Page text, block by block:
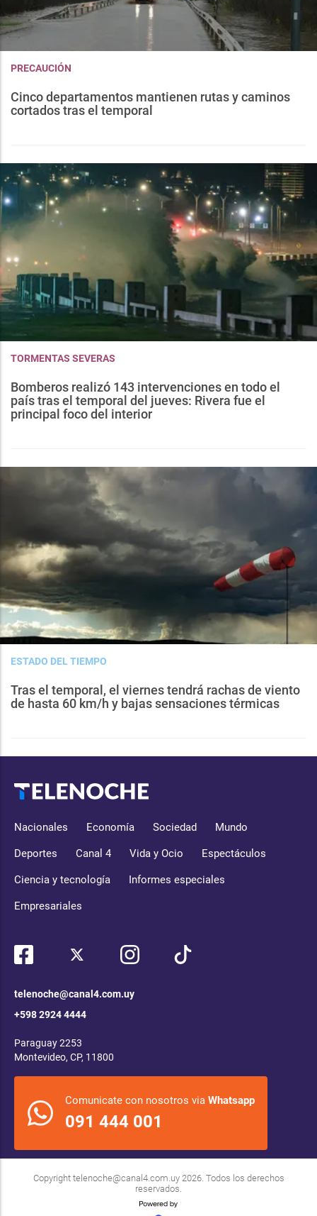
PRECAUCIÓN
Cinco departamentos mantienen rutas y caminos
cortados tras el temporal
TORMENTAS SEVERAS
Bomberos realizó 143 intervenciones en todo el
país tras el temporal del jueves: Rivera fue el
principal foco del interior
ESTADO DEL TIEMPO
Tras el temporal, el viernes tendrá rachas de viento
de hasta 60 km/h y bajas sensaciones térmicas
Nacionales Economía Sociedad Mundo
Deportes Canal 4 Vida y Ocio Espectáculos
Ciencia y tecnología Informes especiales
Empresariales
telenoche@canal4.com.uy
+598 2924 4444
Paraguay 2253
Montevideo, CP, 11800
Comunicate con nosotros via Whatsapp
091 444 001
Copyright telenoche@canal4.com.uy2026. Todos los derechos
reservados.